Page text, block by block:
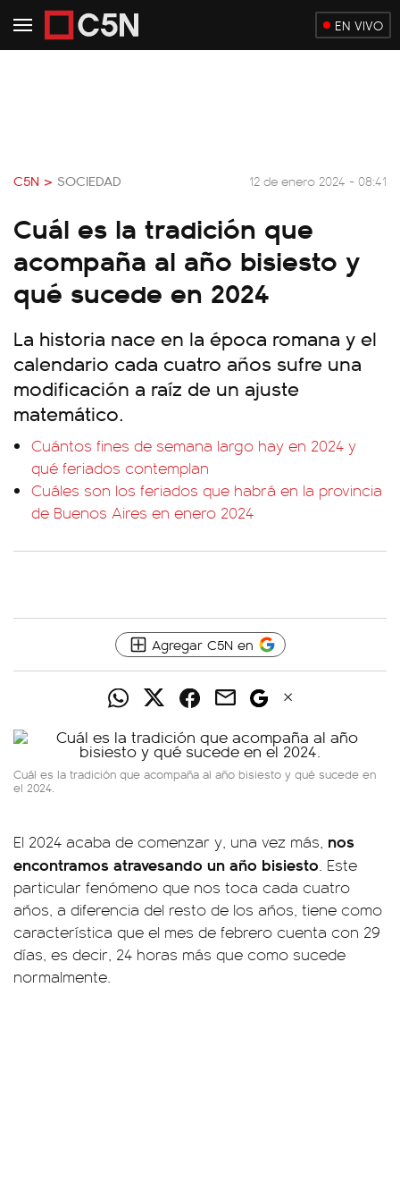
EN VIVO
C5N > SOCIEDAD 12 de enero 2024 - 08:41
Cuál es la tradición que
acompaña al año bisiesto y
qué sucede en 2024
La historia nace en la época romana y el
calendario cada cuatro años sufre una
modificación a raíz de un ajuste
matemático.
Cuántos fines de semana largo hay en 2024 y
qué feriados contemplan
Cuáles son los feriados que habrá en la provincia
de Buenos Aires en enero 2024
Agregar C5N en
Cuál es la tradición que acompaña al año bisiesto y qué sucede en
el 2024.
El 2024 acaba de comenzar y, una vez más, nos
encontramos atravesando un año bisiesto. Este
particular fenómeno que nos toca cada cuatro
años, a diferencia del resto de los años, tiene como
característica que el mes de febrero cuenta con 29
días, es decir, 24 horas más que como sucede
normalmente.